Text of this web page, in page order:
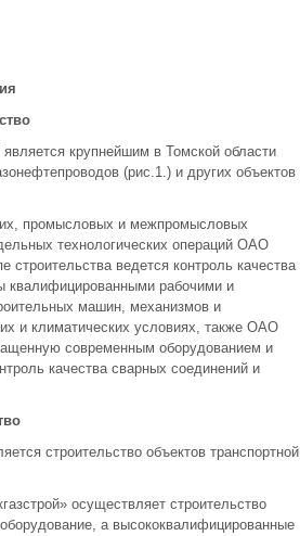
крупнейшим в Томской области
(рис.1.) и других объектов
промысловых и межпромысловых
технологических операций ОАО
строительства ведется контроль качества
квалифицированными рабочими и
машин, механизмов и
и климатических условиях, также ОАО
современным оборудованием и
качества сварных соединений и
строительство объектов транспортной
осуществляет строительство
а высококвалифицированные